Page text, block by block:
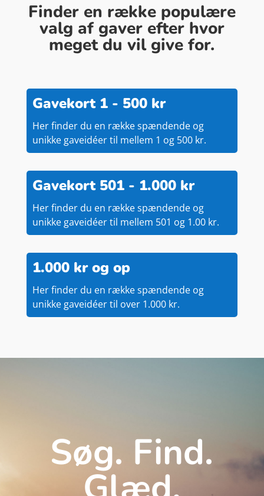
Finder en række populære
valg af gaver efter hvor
meget du vil give for.
Gavekort 1 - 500 kr
Her finder du en række spændende og
unikke gaveidéer til mellem 1 og 500 kr.
Gavekort 501 - 1.000 kr
Her finder du en række spændende og
unikke gaveidéer til mellem 501 og 1.00 kr.
1.000 kr og op
Her finder du en række spændende og
unikke gaveidéer til over 1.000 kr.
Søg. Find.